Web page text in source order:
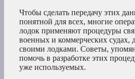
Чтобы сделать передачу этих
понятной для всех, многие
лодок применяют процедуры
военных и коммерческих судах,
своими лодками. Советы,
помочь в разработке этих
уже используемых.